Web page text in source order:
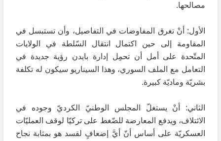
مصالحها.
الأول: أنْ تغرق المفاوضات في التفاصيل، وأن تستبسل في
المقاومة إلى حين اكتمال انتقال السّلطة في الولايات
المتّحدة على أمل أن تحمِل إدارة بايدن رؤية جديدة في
التعامل مع الملف السوري، وهذا السيناريو سيكون له تكلفة
بشريّة وماديّة كبيرة.
الثاني: أنْ يستغلّ المجلس الوطنيّ الكرديّ وجوده في
الائتلاف، ويدفع المعارضة للضّغط على تركيّا لوقف العمليّات
العسكريّة على أساس أنّ أيَّ إضعافٍ لقسد هو بمثابة نجاح